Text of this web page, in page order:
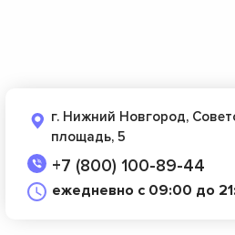
г. Нижний Новгород,
площадь, 5
+7 (800) 100-89-44
ежедневно с 09:00 до